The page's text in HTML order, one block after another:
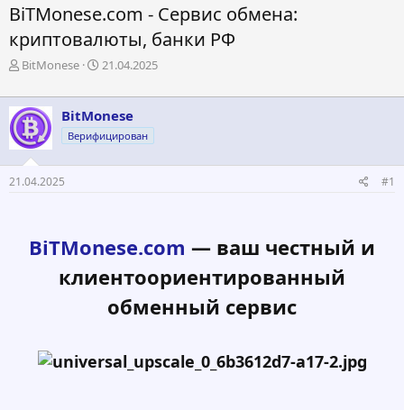
BiTMonese.com - Сервис обмена:
криптовалюты, банки РФ
А
т
о
р
т
е
м
ы
BitMonese
Д
т
а
н
а
ч
л
21.04.2025
BitMonese
Верифицирован
21.04.2025 #1
BiTMonese.com — ваш честный и
клиентоориентированный
обменный сервис